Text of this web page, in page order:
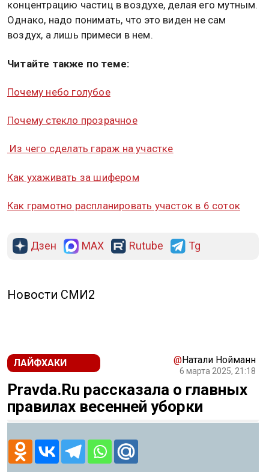
концентрацию частиц в воздухе, делая его мутным.
Однако, надо понимать, что это виден не сам
воздух, а лишь примеси в нем.
Читайте также по теме:
Почему небо голубое
Почему стекло прозрачное
Из чего сделать гараж на участке
Как ухаживать за шифером
Как грамотно распланировать участок в 6 соток
Дзен MAX Rutube Tg
Новости СМИ2
ЛАЙФХАКИ @Натали Нойманн
6 марта 2025, 21:18
Pravda.Ru рассказала о главных
правилах весенней уборки